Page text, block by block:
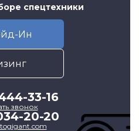
спецтехники
Ин
33-16
звонок
20-20